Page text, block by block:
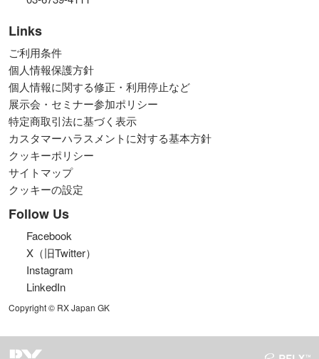
Links
ご利用条件
個人情報保護方針
個人情報に関する修正・利用停止など
展示会・セミナー参加ポリシー
特定商取引法に基づく表示
カスタマーハラスメントに対する基本方針
クッキーポリシー
サイトマップ
クッキーの設定
Follow Us
Facebook
X（旧Twitter）
Instagram
LinkedIn
Copyright © RX Japan GK